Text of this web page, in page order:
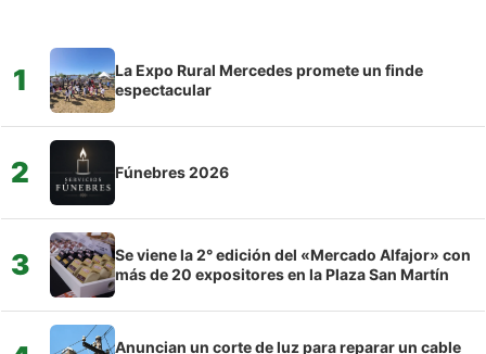
1
La Expo Rural Mercedes promete un finde
espectacular
2 Fúnebres 2026
3
Se viene la 2° edición del «Mercado Alfajor» con
más de 20 expositores en la Plaza San Martín
Anuncian un corte de luz para reparar un cable